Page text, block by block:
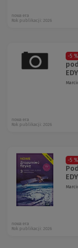
nowa era
Rok publikacji: 2026
-5 %
nowa era
Rok publikacji: 2026
-5 %
nowa era
Rok publikacji: 2026